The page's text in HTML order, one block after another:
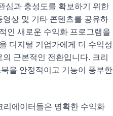
심과 충성도를 확보하기 위한
상 및 기타 콘텐츠를 공유하
인 새로운 수익화 프로그램을
디지털 기업가에게 더 수익성
근본적인 전환입니다. 크리
을 안정적이고 기능이 풍부한
에이터들은 명확한 수익화